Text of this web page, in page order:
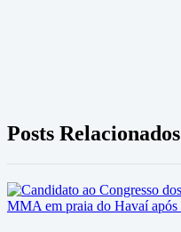
Posts Relacionados